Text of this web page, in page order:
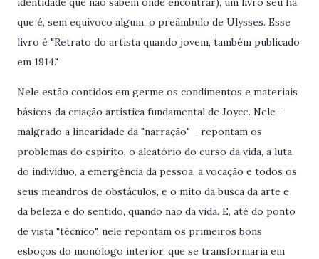
que é, sem equívoco algum, o preâmbulo de Ulysses. Esse
livro é "Retrato do artista quando jovem, também publicado
em 1914."
Nele estão contidos em germe os condimentos e materiais
básicos da criação artística fundamental de Joyce. Nele -
malgrado a linearidade da "narração" - repontam os
problemas do espírito, o aleatório do curso da vida, a luta
do indivíduo, a emergência da pessoa, a vocação e todos os
seus meandros de obstáculos, e o mito da busca da arte e
da beleza e do sentido, quando não da vida. E, até do ponto
de vista "técnico", nele repontam os primeiros bons
esboços do monólogo interior, que se transformaria em